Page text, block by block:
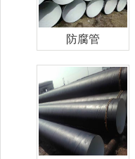
防腐管